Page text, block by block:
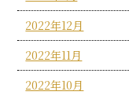
2022年12月
2022年11月
2022年10月